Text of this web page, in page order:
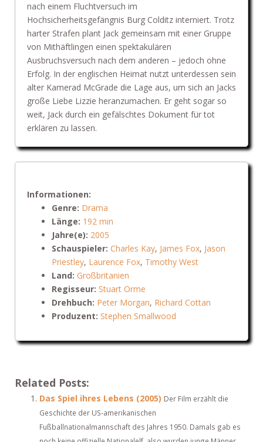
nach einem Fluchtversuch im
Hochsicherheitsgefängnis Burg Colditz interniert. Trotz
harter Strafen plant Jack gemeinsam mit einer Gruppe
von Mithäftlingen einen spektakulären
Ausbruchsversuch nach dem anderen – jedoch ohne
Erfolg. In der englischen Heimat nutzt unterdessen sein
alter Kamerad McGrade die Lage aus, um sich an Jacks
große Liebe Lizzie heranzumachen. Er geht sogar so
weit, Jack durch ein gefälschtes Dokument für tot
erklären zu lassen.
Informationen:
Genre: Drama
Länge: 192 min
Jahre(e): 2005
Schauspieler: Charles Kay, James Fox, Jason
Priestley, Laurence Fox, Timothy West
Land: Großbritanien
Regisseur: Stuart Orme
Drehbuch: Peter Morgan, Richard Cottan
Produzent: Stephen Smallwood
Related Posts:
Das Spiel ihres Lebens (2005) Der Film erzählt die
Geschichte der US-amerikanischen
Fußballnationalmannschaft des Jahres 1950. Damals gab es